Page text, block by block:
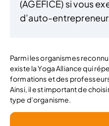
(AGEFICE) si vous
d’auto-
Parmi les organismes
existe la Yoga Alliance qui
formations et des
Ainsi, il est important de
type d’organisme.